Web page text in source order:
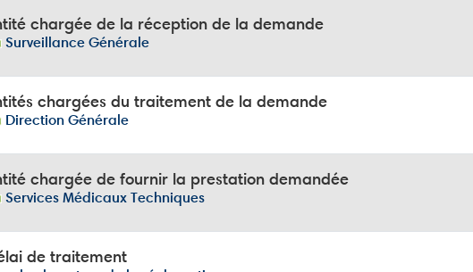
chargée de la réception de la demande
Surveillance Générale
chargées du traitement de la demande
Direction Générale
chargée de fournir la prestation demandée
Services Médicaux Techniques
de traitement